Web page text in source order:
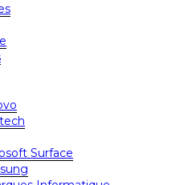
Surface